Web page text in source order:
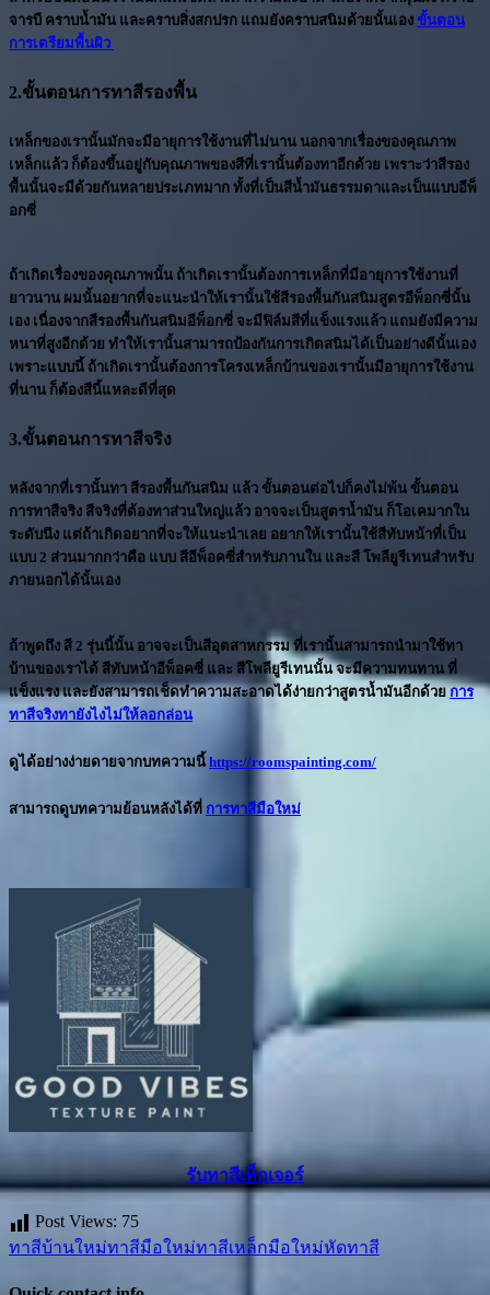
จารบี คราบน้ำมัน และคราบสิ่งสกปรก แถมยังคราบสนิมด้วยนั้นเอง ขั้นตอน
การเตรียมพื้นผิว
2.ขั้นตอนการทาสีรองพื้น
เหล็กของเรานั้นมักจะมีอายุการใช้งานที่ไม่นาน นอกจากเรื่องของคุณภาพ
เหล็กแล้ว ก็ต้องขึ้นอยู่กับคุณภาพของสีที่เรานั้นต้องทาอีกด้วย เพราะว่าสีรอง
พื้นนั้นจะมีด้วยกันหลายประเภทมาก ทั้งที่เป็นสีน้ำมันธรรมดาและเป็นแบบอีพ็
อกซี่
ถ้าเกิดเรื่องของคุณภาพนั้น ถ้าเกิดเรานั้นต้องการเหล็กที่มีอายุการใช้งานที่
ยาวนาน ผมนั้นอยากที่จะแนะนำให้เรานั้นใช้สีรองพื้นกันสนิมสูตรอีพ็อกซี่นั้น
เอง เนื่องจากสีรองพื้นกันสนิมอีพ็อกซี่ จะมีฟิล์มสีที่แข็งแรงแล้ว แถมยังมีความ
หนาที่สูงอีกด้วย ทำให้เรานั้นสามารถป้องกันการเกิดสนิมได้เป็นอย่างดีนั้นเอง
เพราะแบบนี้ ถ้าเกิดเรานั้นต้องการโครงเหล็กบ้านของเรานั้นมีอายุการใช้งาน
ที่นาน ก็ต้องสีนี้แหละดีที่สุด
3.ขั้นตอนการทาสีจริง
หลังจากที่เรานั้นทา สีรองพื้นกันสนิม แล้ว ขั้นตอนต่อไปก็คงไม่พ้น ขั้นตอน
การทาสีจริง สีจริงที่ต้องทาส่วนใหญ่แล้ว อาจจะเป็นสูตรน้ำมัน ก็โอเคมากใน
ระดับนึง แต่ถ้าเกิดอยากที่จะให้แนะนำเลย อยากให้เรานั้นใช้สีทับหน้าที่เป็น
แบบ 2 ส่วนมากกว่าคือ แบบ สีอีพ็อคซี่สำหรับภานใน และสี โพลียูรีเทนสำหรับ
ภายนอกได้นั้นเอง
ถ้าพูดถึง สี 2 รุ่นนี้นั้น อาจจะเป็นสีอุตสาหกรรม ที่เรานั้นสามารถนำมาใช้ทา
บ้านของเราได้ สีทับหน้าอีพ็อคซี่ และ สีโพลียูรีเทนนั้น จะมีความทนทาน ที่
แข็งแรง และยังสามารถเช็ดทำความสะอาดได้ง่ายกว่าสูตรน้ำมันอีกด้วยการ
ทาสีจริงทายังไงไม่ให้ลอกล่อน
ดูได้อย่างง่ายดายจากบทความนี้https://roomspainting.com/
สามารถดูบทความย้อนหลังได้ที่ การทาสีมือใหม่
รับทาสีเท็กเจอร์
Post Views: 75
ทาสีบ้านใหม่ทาสีมือใหม่ทาสีเหล็กมือใหม่หัดทาสี